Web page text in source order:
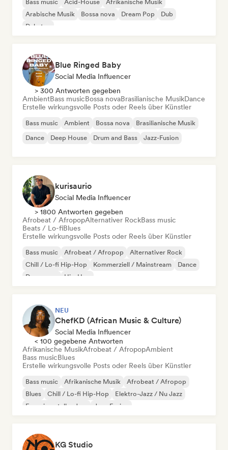
Bass music Acid-House
Afrikanische Musik
Arabische Musik
Bossa nova Dream Pop
Dub
Dubstep
Blue Ringed Baby
Social Media Influencer
> 300 Antworten gegeben
AmbientBass musicBossa novaBrasilianische MusikDance
Erstelle wirkungsvolle Posts oder Reels über Künstler
Bass music Ambient Bossa nova
Brasilianische Musik
Dance
Deep House Drum and Bass Jazz-Fusion
kurisaurio
Social Media Influencer
> 1800 Antworten gegeben
Afrobeat / AfropopAlternativer RockBass music
Beats / Lo-fiBlues
Erstelle wirkungsvolle Posts oder Reels über Künstler
Bass music Afrobeat / Afropop
Alternativer Rock
Chill / Lo-fi Hip-Hop
Kommerziell / Mainstream
Dance
Dance pop
Hip-Hop
NEU
ChefKD (African Music & Culture)
Social Media Influencer
< 100 gegebene Antworten
Afrikanische MusikAfrobeat / AfropopAmbient
Bass musicBlues
Erstelle wirkungsvolle Posts oder Reels über Künstler
Bass music Afrikanische Musik
Afrobeat / Afropop
Blues
Chill / Lo-fi Hip-Hop
Elektro-Jazz / Nu Jazz
Experimenteller Jazz
Jazz-Fusion
KG Studio